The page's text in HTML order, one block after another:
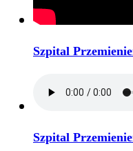
Szpital
Szpital